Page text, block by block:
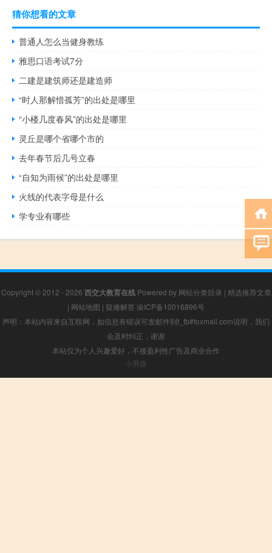
猜你想看的文章
普通人怎么当健身教练
雅思口语考试7分
二建是建筑师还是建造师
“时人那解惜孤芳”的出处是哪里
“小楼几度春风”的出处是哪里
灵丘是哪个省哪个市的
去年春节后几号立春
“自知为雨候”的出处是哪里
火线的代表字母是什么
学专业有哪些
Copyright © 2012 - 2026 西交大教育在线Powered by 网站分类目录 | 精选推荐文章
| 网站地图 | 疑难解答 渝ICP备10016896号
声明：本站内容来自互联网，如信息有错误可发邮件到f_fb#foxmail.com说明，我们
会及时纠正，谢谢
本站仅为个人兴趣爱好，不接盈利性广告及商业合作
小男孩